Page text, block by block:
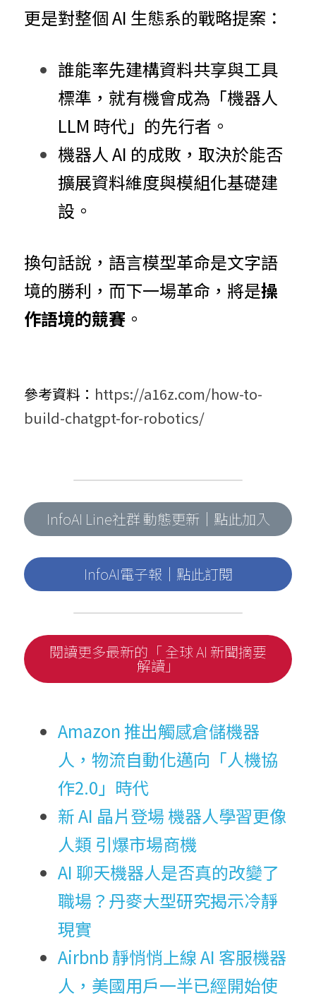
更是對整個 AI 生態系的戰略提案：
誰能率先建構資料共享與工具
標準，就有機會成為「機器人
LLM 時代」的先行者。
機器人 AI 的成敗，取決於能否
擴展資料維度與模組化基礎建
設。
換句話說，語言模型革命是文字語
境的勝利，而下一場革命，將是操
作語境的競賽 。
參考資料： https://a16z.com/how-to-
build-chatgpt-for-robotics/
InfoAI Line社群 動態更新｜點此加入
InfoAI電子報｜點此訂閱
閱讀更多最新的「 全球 AI 新聞摘要
解讀」
Amazon 推出觸感倉儲機器
人，物流自動化邁向「人機協
作2.0」時代
新 AI 晶片登場 機器人學習更像
人類 引爆市場商機
AI 聊天機器人是否真的改變了
職場？丹麥大型研究揭示冷靜
現實
Airbnb 靜悄悄上線 AI 客服機器
人，美國用戶一半已經開始使